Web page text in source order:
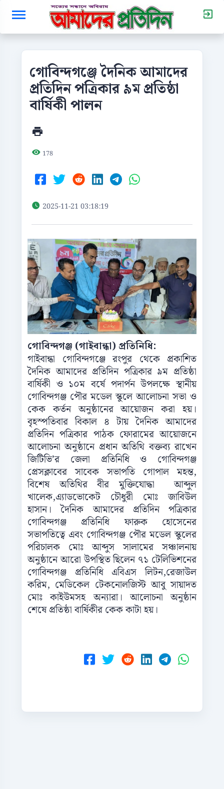
গোবিন্দগঞ্জে দৈনিক আমাদের
প্রতিদিন পত্রিকার ৯ম প্রতিষ্ঠা
বার্ষিকী পালন
178
2025-11-21 03:18:19
গোবিন্দগঞ্জ (গাইবান্ধা) প্রতিনিধি:
গাইবান্ধা গোবিন্দগঞ্জে রংপুর থেকে প্রকাশিত
দৈনিক আমাদের প্রতিদিন পত্রিকার ৯ম প্রতিষ্ঠা
বার্ষিকী ও ১০ম বর্ষে পদার্পন উপলক্ষে স্থানীয়
গোবিন্দগঞ্জ পৌর মডেল স্কুলে আলোচনা সভা ও
কেক কর্তন অনুষ্ঠানের আয়োজন করা হয়।
বৃহস্পতিবার বিকাল ৪ টায় দৈনিক আমাদের
প্রতিদিন পত্রিকার পাঠক ফোরামের আয়োজনে
আলোচনা অনুষ্ঠানে প্রধান অতিথি বক্তব্য রাখেন
জিটিভি’র জেলা প্রতিনিধি ও গোবিন্দগঞ্জ
প্রেসক্লাবের সাবেক সভাপতি গোপাল মহন্ত,
বিশেষ অতিথির বীর মুক্তিযোদ্ধা আব্দুল
খালেক,এ্যাডভোকেট চৌধুরী মোঃ জাবিউল
হাসান। দৈনিক আমাদের প্রতিদিন পত্রিকার
গোবিন্দগঞ্জ প্রতিনিধি ফারুক হোসেনের
সভাপতিত্বে এবং গোবিন্দগঞ্জ পৌর মডেল স্কুলের
পরিচালক মোঃ আব্দুস সালামের সঞ্চালনায়
অনুষ্ঠানে আরো উপস্থিত ছিলেন ৭১ টেলিভিশনের
গোবিন্দগঞ্জ প্রতিনিধি এবিএস লিটন,রেজাউল
করিম, মেডিকেল টেকনোলজিস্ট আবু সায়াদত
মোঃ কাইউমসহ অন্যারা। আলোচনা অনুষ্ঠান
শেষে প্রতিষ্ঠা বার্ষিকীর কেক কাটা হয়।